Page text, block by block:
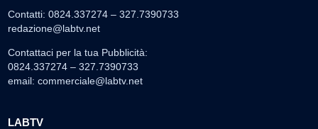
Contatti: 0824.337274 – 327.7390733
redazione@labtv.net
Contattaci per la tua Pubblicità:
0824.337274 – 327.7390733
email: commerciale@labtv.net
LABTV